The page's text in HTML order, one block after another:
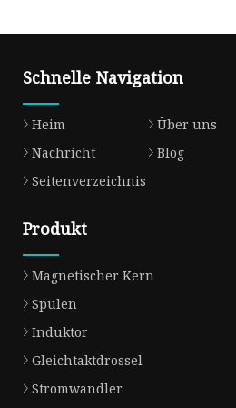
Schnelle Navigation
Heim Über uns
Nachricht
Blog
Seitenverzeichnis
Produkt
Magnetischer Kern
Spulen
Induktor
Gleichtaktdrossel
Stromwandler